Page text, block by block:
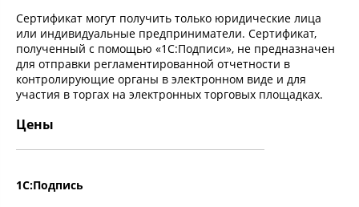
Сертификат могут получить только юридические лица
или индивидуальные предприниматели. Сертификат,
полученный с помощью «1С:Подписи», не предназначен
для отправки регламентированной отчетности в
контролирующие органы в электронном виде и для
участия в торгах на электронных торговых площадках.
Цены
1С:Подпись